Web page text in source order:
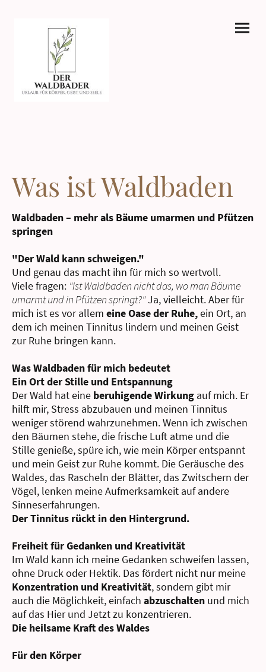
Was ist Waldbaden
Waldbaden – mehr als Bäume umarmen und Pfützen
springen
"Der Wald kann schweigen."
Und genau das macht ihn für mich so wertvoll.
Viele fragen: "Ist Waldbaden nicht das, wo man Bäume
umarmt und in Pfützen springt?"Ja, vielleicht. Aber für
mich ist es vor allem eine Oase der Ruhe,ein Ort, an
dem ich meinen Tinnitus lindern und meinen Geist
zur Ruhe bringen kann.
Was Waldbaden für mich bedeutet
Ein Ort der Stille und Entspannung
Der Wald hat eine beruhigende Wirkung auf mich. Er
hilft mir, Stress abzubauen und meinen Tinnitus
weniger störend wahrzunehmen. Wenn ich zwischen
den Bäumen stehe, die frische Luft atme und die
Stille genieße, spüre ich, wie mein Körper entspannt
und mein Geist zur Ruhe kommt. Die Geräusche des
Waldes,das Rascheln der Blätter, das Zwitschern der
Vögel, lenken meine Aufmerksamkeit auf andere
Sinneserfahrungen.
Der Tinnitus rückt in den Hintergrund.
Freiheit für Gedanken und Kreativität
Im Wald kann ich meine Gedanken schweifen lassen,
ohne Druck oder Hektik. Das fördert nicht nur meine
Konzentration und Kreativität, sondern gibt mir
auch die Möglichkeit, einfach abzuschalten und mich
auf das Hier und Jetzt zu konzentrieren.
Die heilsame Kraft des Waldes
Für den Körper